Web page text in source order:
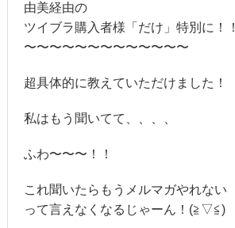
由美経由の
ツイブラ購入者様「だけ」特別に！！
〜〜〜〜〜〜〜〜〜〜〜〜〜
超具体的に教えていただけました！
私はもう聞いてて、、、、
ふわ〜〜〜！！
これ聞いたらもうメルマガやれない
って言えなくなるじゃーん！(≧▽≦)